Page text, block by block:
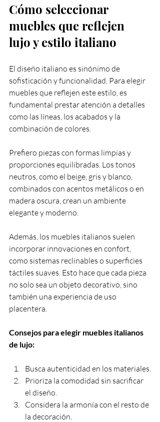
Cómo seleccionar
muebles que reflejen
lujo y estilo italiano
El diseño italiano es sinónimo de
sofisticación y funcionalidad. Para elegir
muebles que reflejen este estilo, es
fundamental prestar atención a detalles
como las líneas, los acabados y la
combinación de colores.
Prefiero piezas con formas limpias y
proporciones equilibradas. Los tonos
neutros, como el beige, gris y blanco,
combinados con acentos metálicos o en
madera oscura, crean un ambiente
elegante y moderno.
Además, los muebles italianos suelen
incorporar innovaciones en confort,
como sistemas reclinables o superficies
táctiles suaves. Esto hace que cada pieza
no solo sea un objeto decorativo, sino
también una experiencia de uso
placentera.
Consejos para elegir muebles italianos
de lujo:
Busca autenticidad en los materiales.
Prioriza la comodidad sin sacrificar
el diseño.
Considera la armonía con el resto de
la decoración.